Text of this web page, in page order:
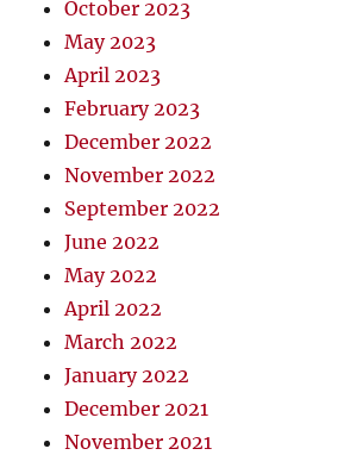
October 2023
May 2023
April 2023
February 2023
December 2022
November 2022
September 2022
June 2022
May 2022
April 2022
March 2022
January 2022
December 2021
November 2021